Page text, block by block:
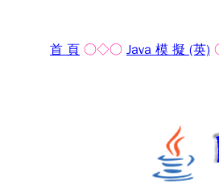
首 頁 ○◇○ Java 模 擬 (英)